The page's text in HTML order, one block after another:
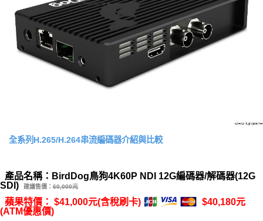
全系列H.265/H.264串流編碼器介紹與比較
產品名稱：BirdDog鳥狗4K60P NDI 12G編碼器/解碼器(12G
SDI)
建議售價： 60,000元
蘋果特價： $41,000元(含稅刷卡)
$40,180元
(ATM優惠價)